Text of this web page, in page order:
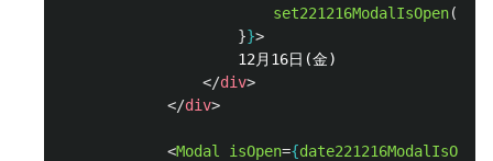
set221216ModalIsOpen(
}}>
                    12月16日(金)
</div>
</div>
<Modal isOpen={date221216ModalIsOpen